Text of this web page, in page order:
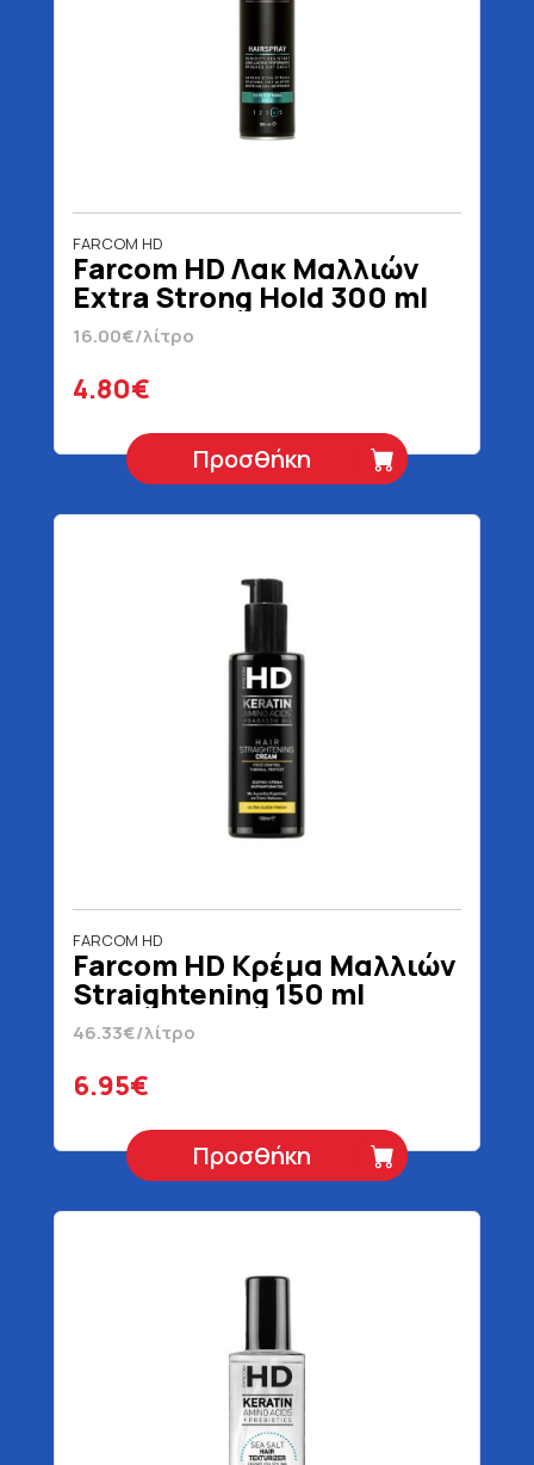
FARCOM HD
Farcom HD Λακ Μαλλιών
Extra Strong Hold 300 ml
16.00€/λίτρο
4.80€
Προσθήκη
FARCOM HD
Farcom HD Κρέμα Μαλλιών
Straightening 150 ml
46.33€/λίτρο
6.95€
Προσθήκη